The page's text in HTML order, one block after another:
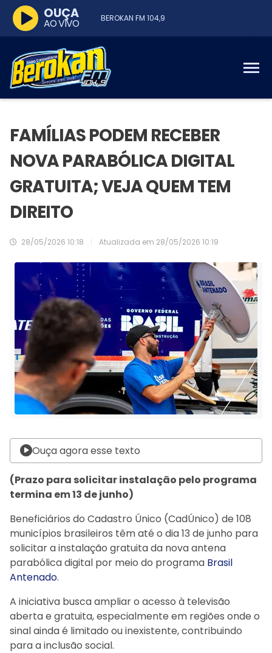
BEROKAN FM 104,9
OUÇA
AO VIVO
FAMÍLIAS PODEM RECEBER
NOVA PARABÓLICA DIGITAL
GRATUITA; VEJA QUEM TEM
DIREITO
28/05/2026 10:18 Atualizada em 28/05/2026 10:19
Ouça agora esse texto
(Prazo para solicitar instalação pelo programa
termina em 13 de junho)
Beneficiários do Cadastro Único (CadÚnico) de 108
municípios brasileiros têm até o dia 13 de junho para
solicitar a instalação gratuita da nova antena
parabólica digital por meio do programa Brasil
Antenado.
A iniciativa busca ampliar o acesso à televisão
aberta e gratuita, especialmente em regiões onde o
sinal ainda é limitado ou inexistente, contribuindo
para a inclusão social.